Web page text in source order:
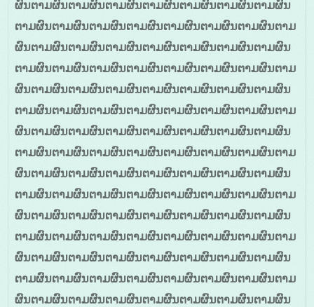
ຜົນຕາມຜົນຕາມຜົນຕາມຜົນຕາມຜົນຕາມຜົນຕາມຜົນຕາມຜົນ
ຕາມຜົນຕາມຜົນຕາມຜົນຕາມຜົນຕາມຜົນຕາມຜົນຕາມຜົນຕາມ
ຜົນຕາມຜົນຕາມຜົນຕາມຜົນຕາມຜົນຕາມຜົນຕາມຜົນຕາມຜົນ
ຕາມຜົນຕາມຜົນຕາມຜົນຕາມຜົນຕາມຜົນຕາມຜົນຕາມຜົນຕາມ
ຜົນຕາມຜົນຕາມຜົນຕາມຜົນຕາມຜົນຕາມຜົນຕາມຜົນຕາມຜົນ
ຕາມຜົນຕາມຜົນຕາມຜົນຕາມຜົນຕາມຜົນຕາມຜົນຕາມຜົນຕາມ
ຜົນຕາມຜົນຕາມຜົນຕາມຜົນຕາມຜົນຕາມຜົນຕາມຜົນຕາມຜົນ
ຕາມຜົນຕາມຜົນຕາມຜົນຕາມຜົນຕາມຜົນຕາມຜົນຕາມຜົນຕາມ
ຜົນຕາມຜົນຕາມຜົນຕາມຜົນຕາມຜົນຕາມຜົນຕາມຜົນຕາມຜົນ
ຕາມຜົນຕາມຜົນຕາມຜົນຕາມຜົນຕາມຜົນຕາມຜົນຕາມຜົນຕາມ
ຜົນຕາມຜົນຕາມຜົນຕາມຜົນຕາມຜົນຕາມຜົນຕາມຜົນຕາມຜົນ
ຕາມຜົນຕາມຜົນຕາມຜົນຕາມຜົນຕາມຜົນຕາມຜົນຕາມຜົນຕາມ
ຜົນຕາມຜົນຕາມຜົນຕາມຜົນຕາມຜົນຕາມຜົນຕາມຜົນຕາມຜົນ
ຕາມຜົນຕາມຜົນຕາມຜົນຕາມຜົນຕາມຜົນຕາມຜົນຕາມຜົນຕາມ
ຜົນຕາມຜົນຕາມຜົນຕາມຜົນຕາມຜົນຕາມຜົນຕາມຜົນຕາມຜົນ